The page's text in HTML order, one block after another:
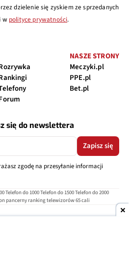
dzielenie się zyskiem ze sprzedanych
w polityce prywatności.
NASZE STRONY
Meczyki.pl
PPE.pl
Bet.pl
się do newslettera
Zapisz się
zgodę na przesyłanie informacji
Telefon do 1000Telefon do 1500Telefon do 2000
pancernyranking telewizorów 65 cali